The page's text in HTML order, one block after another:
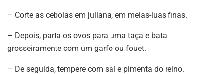
– Corte as cebolas em juliana, em meias-luas finas.
– Depois, parta os ovos para uma taça e bata
grosseiramente com um garfo ou fouet.
– De seguida, tempere com sal e pimenta do reino.